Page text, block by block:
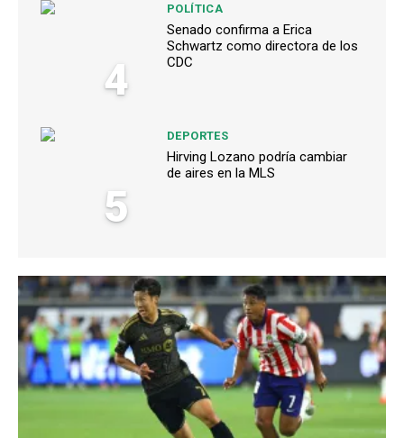
4
POLÍTICA
Senado confirma a Erica
Schwartz como directora de los
CDC
5
DEPORTES
Hirving Lozano podría cambiar
de aires en la MLS